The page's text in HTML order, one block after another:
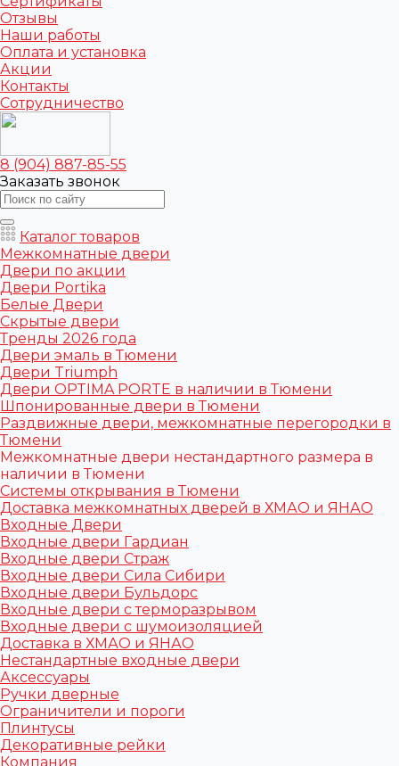
Отзывы
Наши работы
Оплата и установка
Акции
Контакты
Сотрудничество
8 (904) 887-85-55
Заказать звонок
Каталог товаров
Межкомнатные двери
Двери по акции
Двери Portika
Белые Двери
Скрытые двери
Тренды 2026 года
Двери эмаль в Тюмени
Двери Triumph
Двери OPTIMA PORTE в наличии в Тюмени
Шпонированные двери в Тюмени
Раздвижные двери, межкомнатные перегородки в
Тюмени
Межкомнатные двери нестандартного размера в
наличии в Тюмени
Системы открывания в Тюмени
Доставка межкомнатных дверей в ХМАО и ЯНАО
Входные Двери
Входные двери Гардиан
Входные двери Страж
Входные двери Сила Сибири
Входные двери Бульдорс
Входные двери с терморазрывом
Входные двери с шумоизоляцией
Доставка в ХМАО и ЯНАО
Нестандартные входные двери
Аксессуары
Ручки дверные
Ограничители и пороги
Плинтусы
Декоративные рейки
Компания